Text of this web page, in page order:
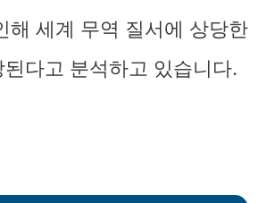
해 세계 무역 질서에 상당한
다고 분석하고 있습니다.